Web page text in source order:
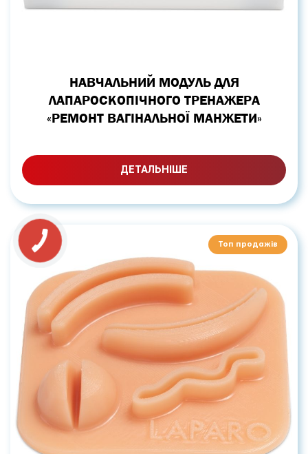
НАВЧАЛЬНИЙ МОДУЛЬ ДЛЯ
ЛАПАРОСКОПІЧНОГО ТРЕНАЖЕРА
«РЕМОНТ ВАГІНАЛЬНОЇ МАНЖЕТИ»
ДЕТАЛЬНІШЕ
Топ продажів